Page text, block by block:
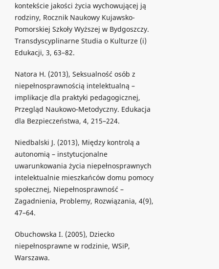
kontekście jakości życia wychowującej ją
rodziny, Rocznik Naukowy Kujawsko-
Pomorskiej Szkoły Wyższej w Bydgoszczy.
Transdyscyplinarne Studia o Kulturze (i)
Edukacji, 3, 63–82.
Natora H. (2013), Seksualność osób z
niepełnosprawnością intelektualną –
implikacje dla praktyki pedagogicznej,
Przegląd Naukowo-Metodyczny. Edukacja
dla Bezpieczeństwa, 4, 215–224.
Niedbalski J. (2013), Między kontrolą a
autonomią – instytucjonalne
uwarunkowania życia niepełnosprawnych
intelektualnie mieszkańców domu pomocy
społecznej, Niepełnosprawność –
Zagadnienia, Problemy, Rozwiązania, 4(9),
47–64.
Obuchowska I. (2005), Dziecko
niepełnosprawne w rodzinie, WSiP,
Warszawa.